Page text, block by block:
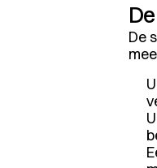
De